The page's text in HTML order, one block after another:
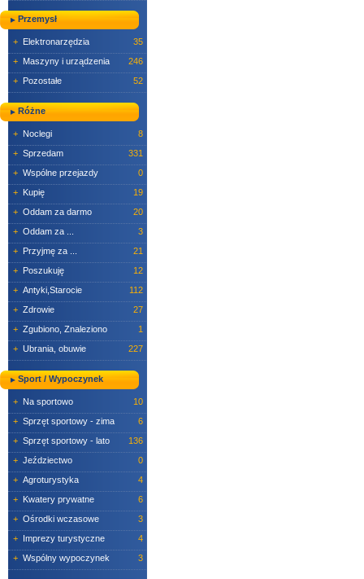
Przemysł
+ Elektronarzędzia
35
+ Maszyny i urządzenia
246
+ Pozostałe 52
Różne
+ Noclegi
8
+ Sprzedam
331
+ Wspólne przejazdy
0
+ Kupię
19
+ Oddam za darmo
20
+ Oddam za ...
3
+ Przyjmę za ...
21
+ Poszukuję
12
+ Antyki,Starocie
112
+ Zdrowie
27
+ Zgubiono, Znaleziono
1
+ Ubrania, obuwie 227
Sport / Wypoczynek
+ Na sportowo
10
+ Sprzęt sportowy - zima
6
+ Sprzęt sportowy - lato
136
+ Jeździectwo
0
+ Agroturystyka
4
+ Kwatery prywatne
6
+ Ośrodki wczasowe
3
+ Imprezy turystyczne
4
+ Wspólny wypoczynek 3